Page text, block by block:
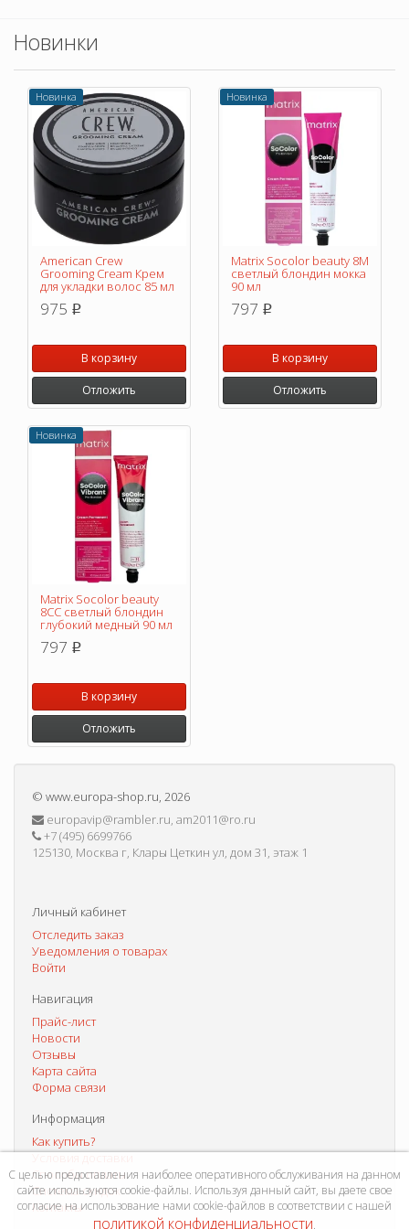
Новинки
Новинка
American Crew
Grooming Cream Крем
для укладки волос 85 мл
975 p
В корзину
Отложить
Новинка
Matrix Socolor beauty 8M
светлый блондин мокка
90 мл
797 p
В корзину
Отложить
Новинка
Matrix Socolor beauty
8CC светлый блондин
глубокий медный 90 мл
797 p
В корзину
Отложить
© www.europa-shop.ru, 2026
europavip@rambler.ru, am2011@ro.ru
+7 (495) 6699766
125130, Москва г, Клары Цеткин ул, дом 31, этаж 1
Личный кабинет
Отследить заказ
Уведомления о товарах
Войти
Навигация
Прайс-лист
Новости
Отзывы
Карта сайта
Форма связи
Информация
Как купить?
Условия доставки
Способы оплаты
Система скидок
Контакты
С целью предоставления наиболее оперативного обслуживания на данном
сайте используются cookie-файлы. Используя данный сайт, вы даете свое
согласие на использование нами cookie-файлов в соответствии с нашей
политикой конфиденциальности.